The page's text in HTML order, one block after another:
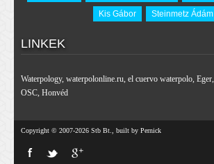
Kis Gábor
Steinmetz Ádám
LINKEK
Waterpology, waterpolonline.ru, el cuervo waterpolo, Eger,
OSC, Honvéd
Copyright © 2007-2026 Stb Bt., built by Pernick